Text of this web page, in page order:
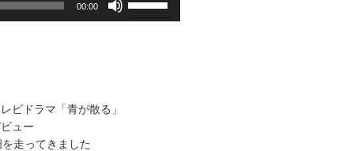
00:00
ビドラマ「青が散る」
ュー
走ってきました